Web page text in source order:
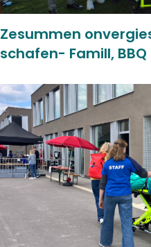
Zesummen
schafen- Famill,